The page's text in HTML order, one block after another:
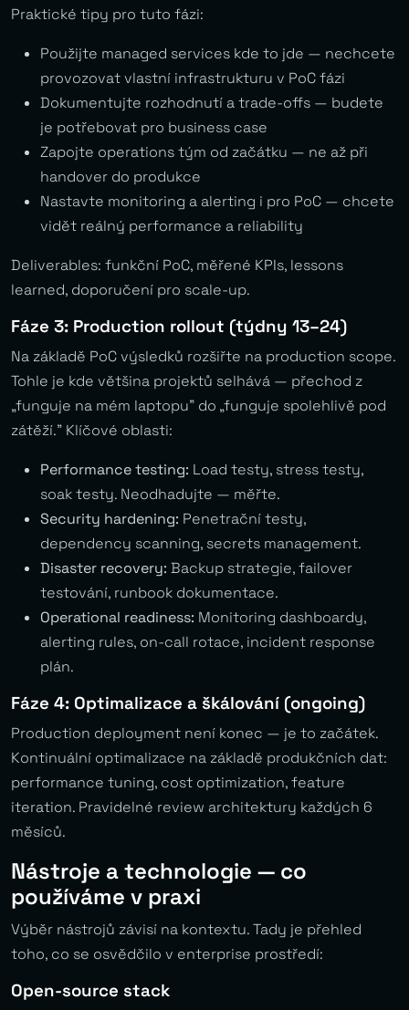
Praktické tipy pro tuto fázi:
Použijte managed services kde to jde — nechcete
provozovat vlastní infrastrukturu v PoC fázi
Dokumentujte rozhodnutí a trade-offs — budete
je potřebovat pro business case
Zapojte operations tým od začátku — ne až při
handover do produkce
Nastavte monitoring a alerting i pro PoC — chcete
vidět reálný performance a reliability
Deliverables: funkční PoC, měřené KPIs, lessons
learned, doporučení pro scale-up.
Fáze 3: Production rollout (týdny 13–24)
Na základě PoC výsledků rozšiřte na production scope.
Tohle je kde většina projektů selhává — přechod z
„funguje na mém laptopu” do „funguje spolehlivě pod
zátěží.” Klíčové oblasti:
Performance testing: Load testy, stress testy,
soak testy. Neodhadujte — měřte.
Security hardening: Penetrační testy,
dependency scanning, secrets management.
Disaster recovery: Backup strategie, failover
testování, runbook dokumentace.
Operational readiness: Monitoring dashboardy,
alerting rules, on-call rotace, incident response
plán.
Fáze 4: Optimalizace a škálování (ongoing)
Production deployment není konec — je to začátek.
Kontinuální optimalizace na základě produkčních dat:
performance tuning, cost optimization, feature
iteration. Pravidelné review architektury každých 6
měsíců.
Nástroje a technologie — co
používáme v praxi
Výběr nástrojů závisí na kontextu. Tady je přehled
toho, co se osvědčilo v enterprise prostředí:
Open-source stack